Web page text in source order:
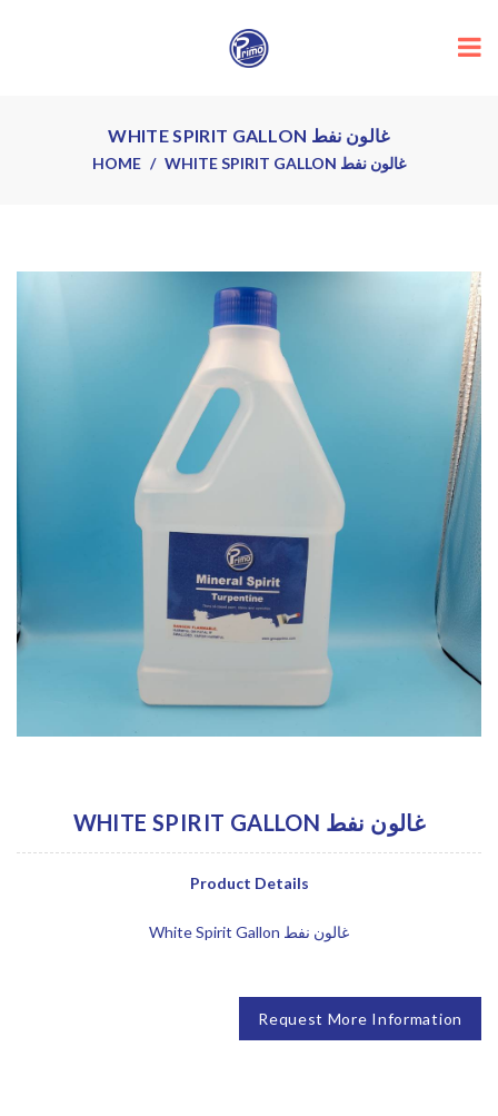
WHITE SPIRIT GALLON غالون نفط
HOME WHITE SPIRIT GALLON غالون نفط
WHITE SPIRIT GALLON غالون نفط
Product Details
White Spirit Gallon غالون نفط
Request More Information